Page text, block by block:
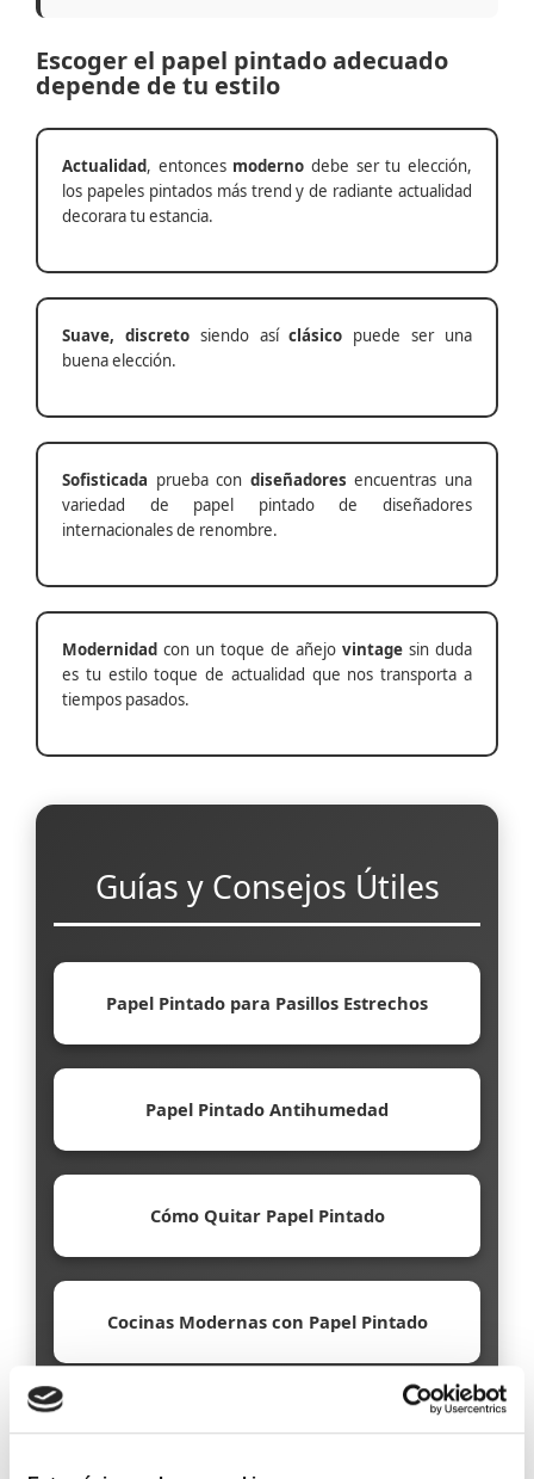
Escoger el papel pintado adecuado
depende de tu estilo
Actualidad, entonces moderno debe ser tu elección,
los papeles pintados más trend y de radiante actualidad
decorara tu estancia.
Suave, discretosiendo asíclásico puede ser una
buena elección.
Sofisticada prueba con diseñadores encuentras una
variedad de papel pintado de diseñadores
internacionales de renombre.
Modernidad con un toque de añejo vintage sin duda
es tu estilo toque de actualidad que nos transporta a
tiempos pasados.
Guías y Consejos Útiles
Papel Pintado para Pasillos Estrechos
Papel Pintado Antihumedad
Cómo Quitar Papel Pintado
Cocinas Modernas con Papel Pintado
Papel Pintado Ecológico